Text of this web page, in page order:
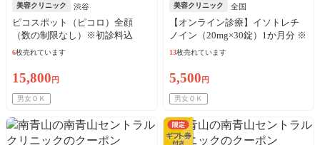
美容クリニック 渋谷
ピコスポット（ピコロ）全顔
（数の制限なし）※初診料込
6枚売れています
15,800 円
男女ＯＫ
美容クリニック 全国
【オンライン診療】イソトレチ
ノイン（20mg×30錠）1か月分 ※
診察料、送料込込
13枚売れています
5,500 円
男女ＯＫ